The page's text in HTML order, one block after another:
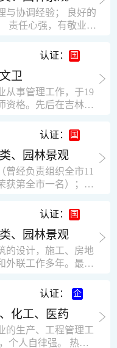
项目有15层办公楼及
框架结构。住宅楼4
混结构。1989年至19
水泥生产线，该项目
，每个直径9米高41
运输走廊一个，框架
米的框架结构。1991
筑公司历任：七里三
目经理，该项目有
，焦作市林果住宅小
有住宅楼9栋6层砖混
平方米。2004年
师，广东重工监理有
程师，监督的工程
雪花啤酒厂二期扩建
构工业厂房2栋，每
市新世纪花苑，该工
面积32000平方米，
州商业步行街等工
积累，使自己能适应
岗位。
有良好职业道德、有
，能承受巨大工作压
与协调经验； 良好的
责任心强，有敬业创
防盗报警系统、门禁
管理系统、巡更系
相关系统主流产品，
持能力，并具有较丰
能独立完成系统集成
备教育训练能力；
认证：
卫
从事管理工作，于19
资格。先后在吉林油
和辽宁鑫诺律师事务
十年的执业经历中，
香港、北京、深圳等
律事务。 对民商事的
纠纷、劳动纠纷、债
件都颇有造诣。尤其
理、企业改制，资产
。王律师有多篇学术
刊物上发表。数十年
师经办了数百起诉讼
了较好的经济效益和
；法律第一和当事人
和敬业是王福营律师
认证：
、园林景观
曾经负责组织全市11
获第全市一名）；知
能力强，且经验丰
认证：
、园林景观
的设计，施工、房地
外联工作多年。最大
和专业技术知识功底
杂技术工程的设计与
大中型工程项目的施
博，设计、施工、予
有较深造诣。曾独立
认证：
化工、医药
的生产、工程管理工
个人自律强。 热爱